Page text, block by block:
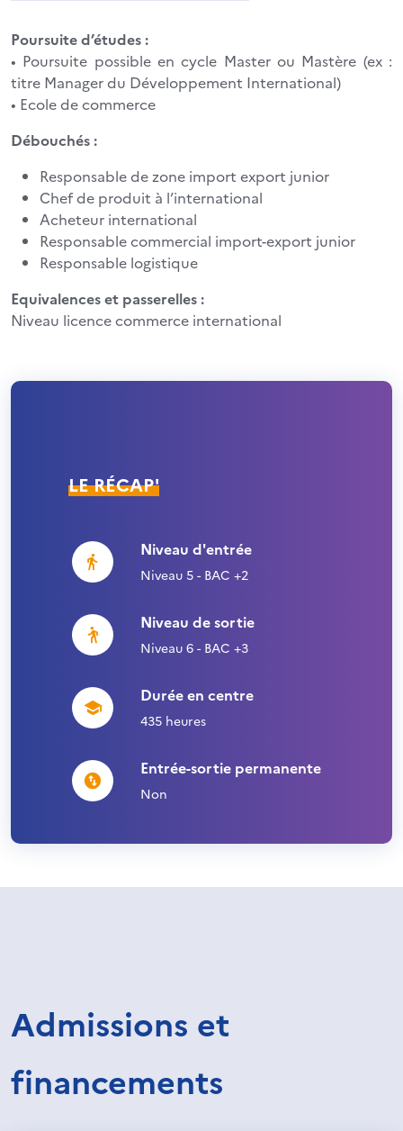
Poursuite d’études :
• Poursuite possible en cycle Master ou Mastère (ex :
titre Manager du Développement International)
• Ecole de commerce
Débouchés :
Responsable de zone import export junior
Chef de produit à l’international
Acheteur international
Responsable commercial import-export junior
Responsable logistique
Equivalences et passerelles :
Niveau licence commerce international
LE RÉCAP'
Niveau d'entrée
Niveau 5 - BAC +2
Niveau de sortie
Niveau 6 - BAC +3
Durée en centre
435 heures
Entrée-sortie permanente
Non
Admissions et
financements